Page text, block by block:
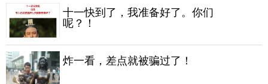
十一快到了，我准备好了。你们
呢？！
炸一看，差点就被骗过了！